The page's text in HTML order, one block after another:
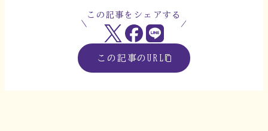
この記事をシェアする
この記事のURL